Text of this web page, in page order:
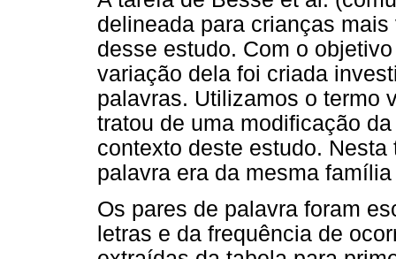
delineada para crianças
desse estudo. Com o
variação dela foi criada
palavras. Utilizamos o termo
tratou de uma modificação
contexto deste estudo.
palavra era da mesma
Os pares de palavra foram
letras e da frequência de